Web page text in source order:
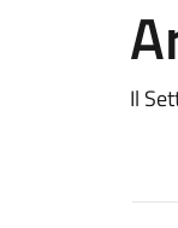
Il